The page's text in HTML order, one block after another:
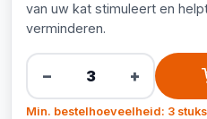
van uw kat stimuleert en
verminderen.
− +
Min. bestelhoeveelheid: 3 stuks